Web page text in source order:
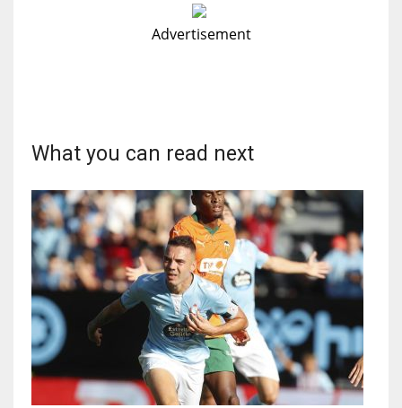
WSH
26
Advertisement
What you can read next